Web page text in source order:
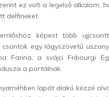
ez volt a legelső alkalom,
delfineket.
képest több
csontok egy lágyszövetű
Farina, a svájci Fribourgi
a portálnak.
lapát alakú kézzé